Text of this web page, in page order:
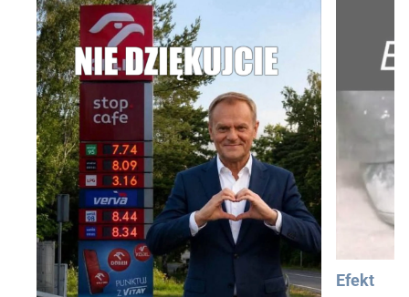
Efekt